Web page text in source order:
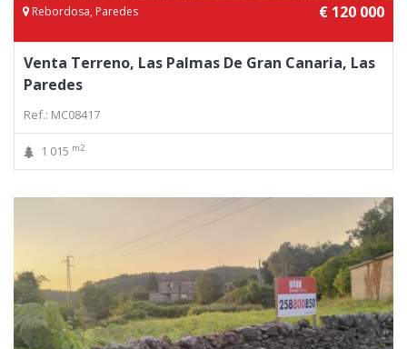
Rebordosa, Paredes € 120 000
Venta Terreno, Las Palmas De Gran Canaria, Las
Paredes
Ref.: MC08417
1 015 m2